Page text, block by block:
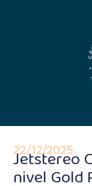
22/12/2025
Jetstereo
nivel Gold